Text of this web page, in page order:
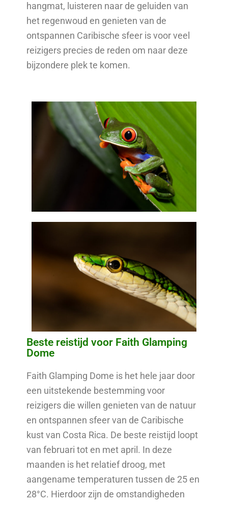
hangmat, luisteren naar de geluiden van
het regenwoud en genieten van de
ontspannen Caribische sfeer is voor veel
reizigers precies de reden om naar deze
bijzondere plek te komen.
Beste reistijd voor Faith Glamping
Dome
Faith Glamping Dome is het hele jaar door
een uitstekende bestemming voor
reizigers die willen genieten van de natuur
en ontspannen sfeer van de Caribische
kust van Costa Rica. De beste reistijd loopt
van februari tot en met april. In deze
maanden is het relatief droog, met
aangename temperaturen tussen de 25 en
28°C. Hierdoor zijn de omstandigheden